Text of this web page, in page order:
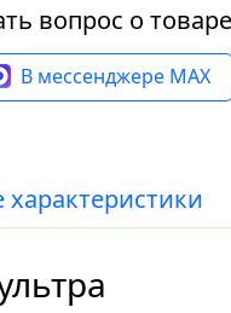
вопрос о товаре
В мессенджере MAX